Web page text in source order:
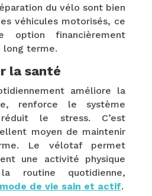
du vélo sont bien
véhicules motorisés, ce
financièrement
long terme.
la santé
améliore la
renforce le système
le stress. C’est
moyen de maintenir
Le vélotaf permet
une activité physique
routine quotidienne,
mode de vie sain et actif.